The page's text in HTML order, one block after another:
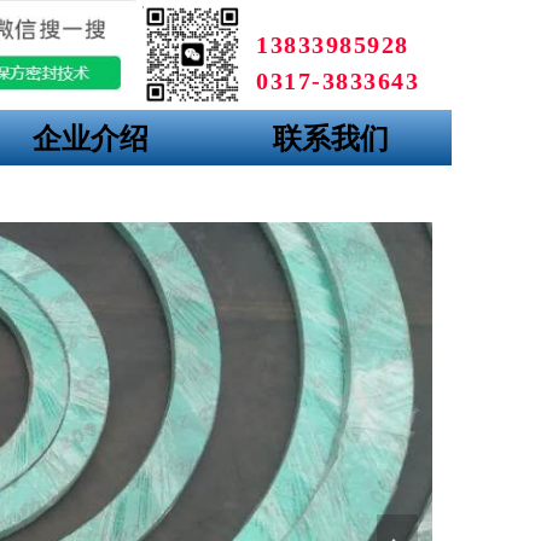
企业介绍 联系我们
13833985928
0317-3833643